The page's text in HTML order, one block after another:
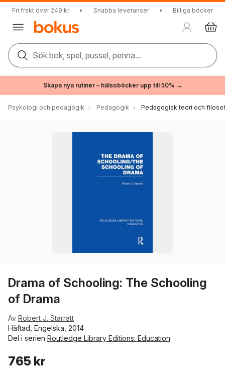
Fri frakt över 249 kr • Snabba leveranser • Billiga böcker
Sök bok, spel, pussel, penna...
Skapa nya rutiner – hälsoböcker upp till 50% →
Psykologi och pedagogik Pedagogik Pedagogisk teori och
Drama of Schooling: The Schooling
of Drama
Av Robert J. Starratt
Häftad, Engelska, 2014
Del i serien Routledge Library Editions: Education
765 kr